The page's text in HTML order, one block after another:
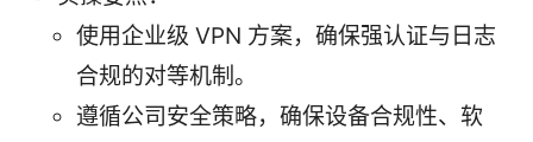
使用企业级 VPN 方案，确保强认证与日志
合规的对等机制。
遵循公司安全策略，确保设备合规性、软